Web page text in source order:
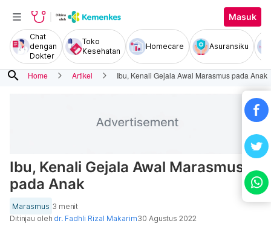
Masuk
Chat
dengan
Dokter
Toko
Kesehatan
Homecare Asuransiku
search Home Artikel Ibu, Kenali Gejala Awal Marasmus pada Anak
Ibu, Kenali Gejala Awal Marasmus
pada Anak
Marasmus 3 menit
Ditinjau oleh dr. Fadhli Rizal Makarim30 Agustus 2022